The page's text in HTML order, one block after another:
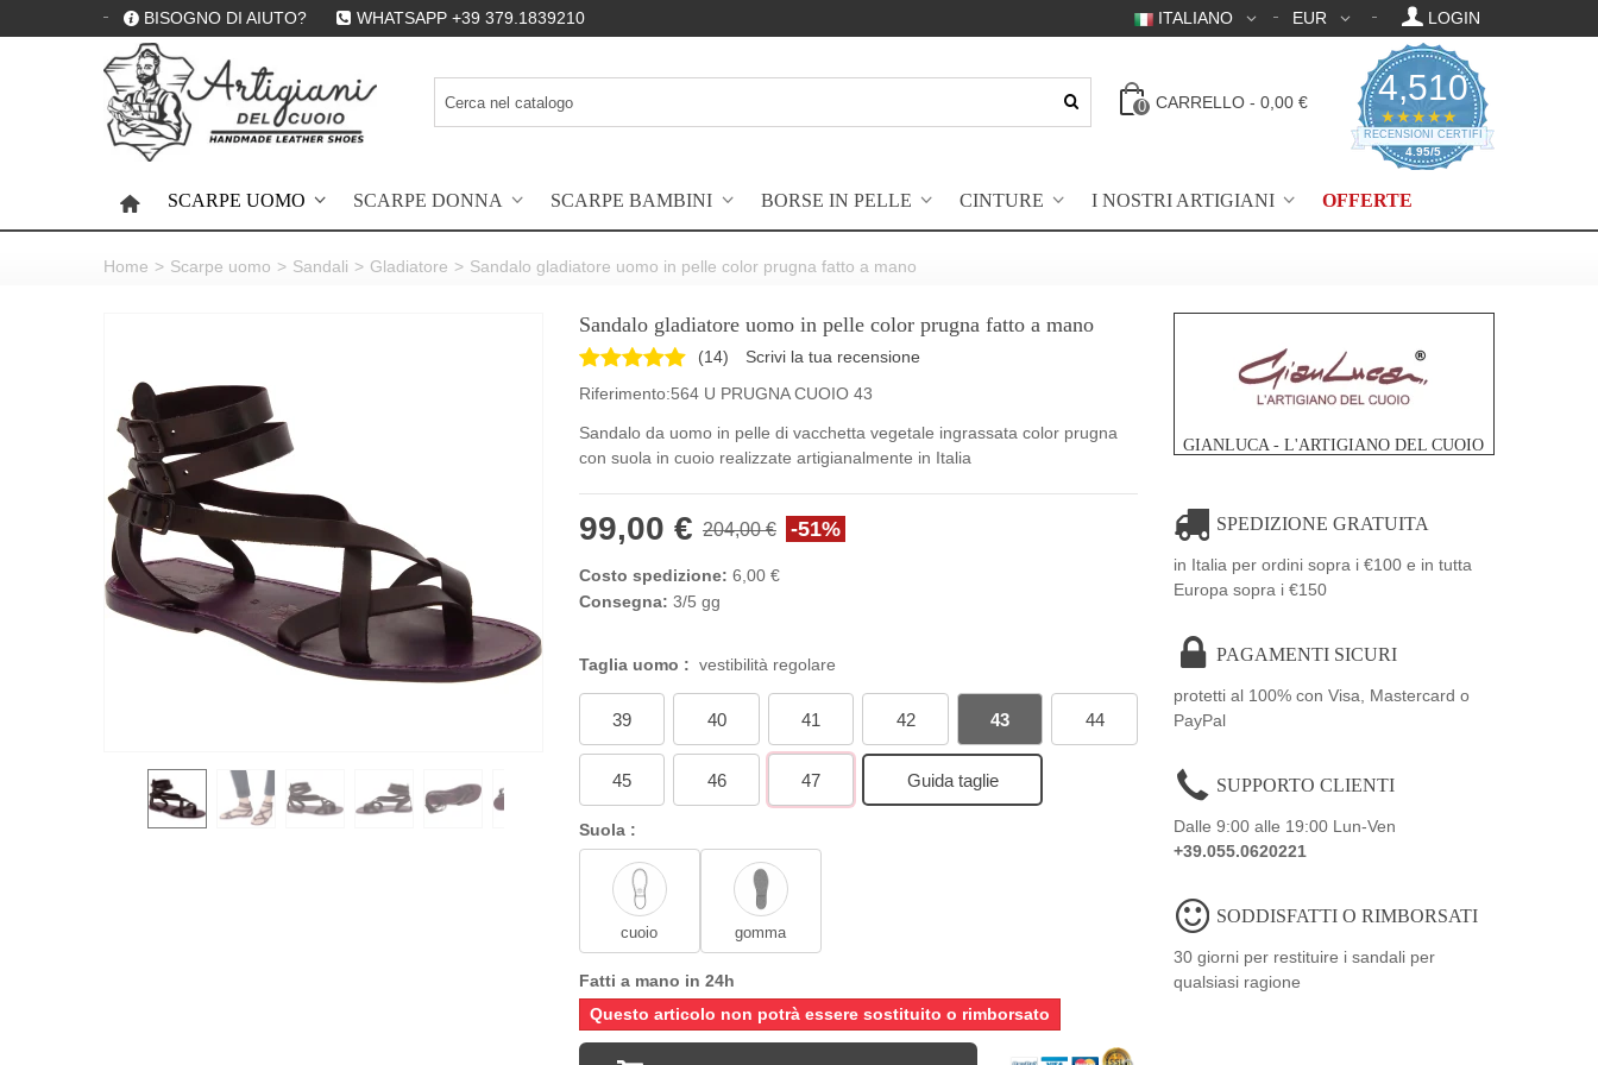
BISOGNO DI AIUTO? WHATSAPP +39 379.1839210 ITALIANO EUR LOGIN
0 CARRELLO - 0,00 € 4,510
★★★★★ 4.95 valutazione
4.95/5
RECENSIONI CERTIFICATE
SCARPE UOMO SCARPE DONNA SCARPE BAMBINI BORSE IN PELLE CINTURE I NOSTRI ARTIGIANI OFFERTE
Home > Scarpe uomo > Sandali > Gladiatore > Sandalo gladiatore uomo in pelle color prugna fatto a mano
Sandalo gladiatore uomo in pelle color prugna fatto a mano
(14)
Scrivi la tua recensione
Riferimento:564 U PRUGNA CUOIO 43
Sandalo da uomo in pelle di vacchetta vegetale ingrassata color prugna
con suola in cuoio realizzate artigianalmente in Italia
99,00 € 204,00 € -51%
Costo spedizione: 6,00 €
Consegna: 3/5 gg
Taglia uomo : vestibilità regolare
39 40 41 42 43 44
45 46 47 Guida taglie
Suola :
cuoio gomma
Fatti a mano in 24h
Questo articolo non potrà essere sostituito o rimborsato
GIANLUCA - L'ARTIGIANO DEL CUOIO
SPEDIZIONE GRATUITA
in Italia per ordini sopra i €100 e in tutta
Europa sopra i €150
PAGAMENTI SICURI
protetti al 100% con Visa, Mastercard o
PayPal
SUPPORTO CLIENTI
Dalle 9:00 alle 19:00 Lun-Ven
+39.055.0620221
SODDISFATTI O RIMBORSATI
30 giorni per restituire i sandali per
qualsiasi ragione